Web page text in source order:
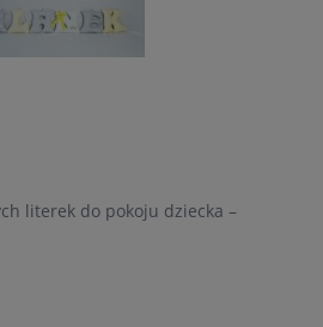
literek do pokoju dziecka –